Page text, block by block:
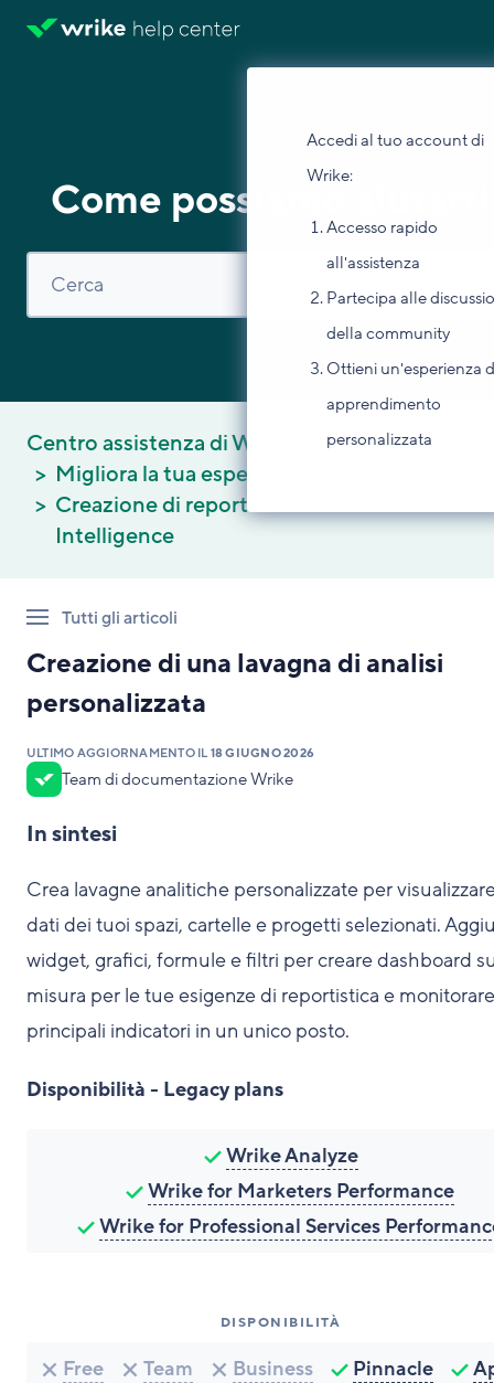
Accedi al tuo account di
Wrike:
Accesso rapido
all'assistenza
Partecipa alle
della community
Ottieni un'esperienza
apprendimento
personalizzata
Come possiamo
Centro assistenza di Wrike
Migliora la tua esperienza con Wrike
Creazione di report avanzata e Business
Intelligence
Tutti gli articoli
Creazione di una lavagna di analisi
personalizzata
ULTIMO AGGIORNAMENTO IL 18 GIUGNO 2026
Team di documentazione Wrike
In sintesi
Crea lavagne analitiche personalizzate per
dati dei tuoi spazi, cartelle e progetti selezionati.
widget, grafici, formule e filtri per creare dashboard
misura per le tue esigenze di reportistica e
principali indicatori in un unico posto.
Disponibilità - Legacy plans
Wrike Analyze
Wrike for Marketers Performance
Wrike for Professional Services
DISPONIBILITÀ
Free Team Business Pinnacle